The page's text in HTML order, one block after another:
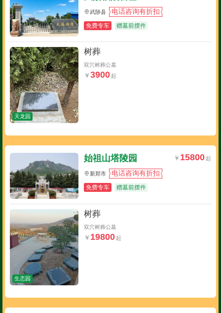
武陟县 电话咨询有折扣
免费专车 赠墓前摆件
天龙园
树葬
双穴树葬公墓
3900
始祖山塔陵园 15800
新郑市 电话咨询有折扣
免费专车 赠墓前摆件
生态园
树葬
双穴树葬公墓
19800